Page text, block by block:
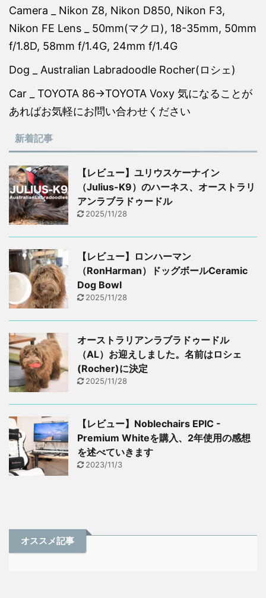
Camera _ Nikon Z8, Nikon D850, Nikon F3,
Nikon FE Lens _ 50mm(マクロ), 18-35mm, 50mm
f/1.8D, 58mm f/1.4G, 24mm f/1.4G
Dog _ Australian Labradoodle Rocher(ロシェ)
Car _ TOYOTA 86→TOYOTA Voxy 気になることが
あればお気軽にお問い合わせください
新着記事
【レビュー】ユリウスケーナイン
（Julius-K9）のハーネス、オーストラリ
アンラブラドゥードル
2025/11/28
【レビュー】ロンハーマン
（RonHarman）ドッグボールCeramic
Dog Bowl
2025/11/28
オーストラリアンラブラドゥードル
（AL）お迎えしました。名前はロシェ
(Rocher)に決定
2025/11/28
【レビュー】Noblechairs EPIC -
Premium Whiteを購入、2年使用の感想
を述べていきます
2023/11/3
オススメ記事